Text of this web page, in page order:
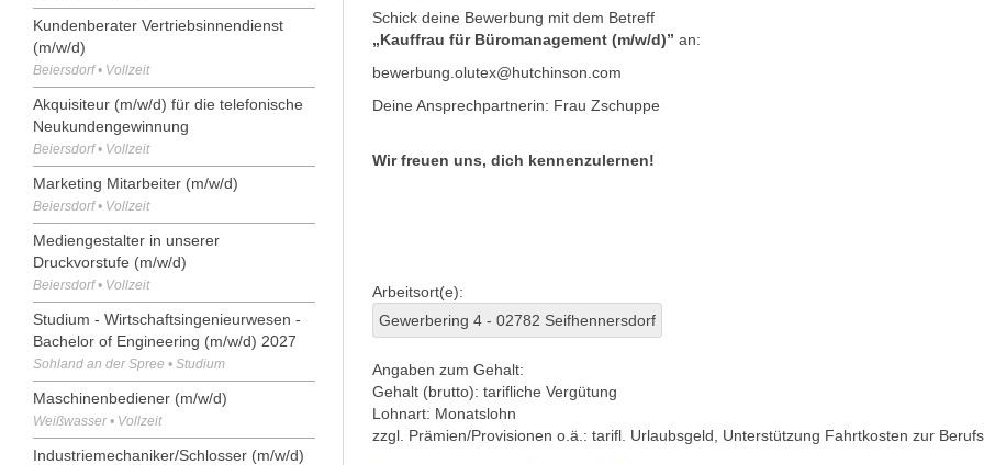
Kundenberater Vertriebsinnendienst
(m/w/d)
Beiersdorf • Vollzeit
Akquisiteur (m/w/d) für die telefonische
Neukundengewinnung
Beiersdorf • Vollzeit
Marketing Mitarbeiter (m/w/d)
Beiersdorf • Vollzeit
Mediengestalter in unserer
Druckvorstufe (m/w/d)
Beiersdorf • Vollzeit
Studium - Wirtschaftsingenieurwesen -
Bachelor of Engineering (m/w/d) 2027
Sohland an der Spree • Studium
Maschinenbediener (m/w/d)
Weißwasser • Vollzeit
Industriemechaniker/Schlosser (m/w/d)
Schick deine Bewerbung mit dem Betreff
„Kauffrau für Büromanagement (m/w/d)” an:
bewerbung.olutex@hutchinson.com
Deine Ansprechpartnerin: Frau Zschuppe
Wir freuen uns, dich kennenzulernen!
Arbeitsort(e):
Gewerbering 4 - 02782 Seifhennersdorf
Angaben zum Gehalt:
Gehalt (brutto): tarifliche Vergütung
Lohnart: Monatslohn
zzgl. Prämien/Provisionen o.ä.: tarifl. Urlaubsgeld, Unterstützung Fahrtkosten zur